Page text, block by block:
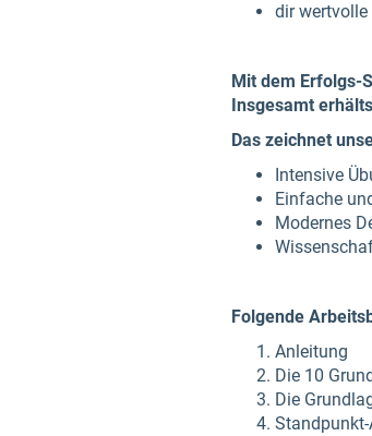
dir wertvolle
Mit dem Erfolgs-
Insgesamt
Das zeichnet
Intensive
Einfache
Modernes
Folgende
Anleitung
Die 10
Die